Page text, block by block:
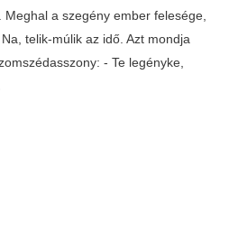
a szegény ember felesége,
telik-múlik az idő. Azt mondja
- Te legényke,